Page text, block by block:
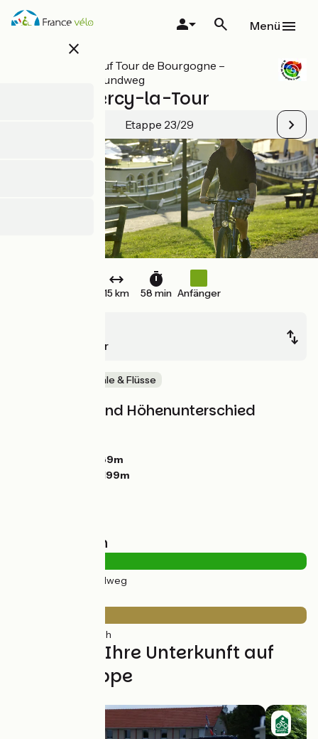
Direkt
zum
close
Menü
Alle Etappen auf Tour de Bourgogne –
Burgund-Radrundweg
Decize / Cercy-la-Tour
Etappe 23/29
15 km 58 min Anfänger
Cercy-la-Tour
Malerische Kanäle & Flüsse
Steigungen und Höhenunterschied
189m
199m
Straßentypen
(100%) Radweg
(100%) Rauh
Finden Sie Ihre Unterkunft auf
dieser Etappe